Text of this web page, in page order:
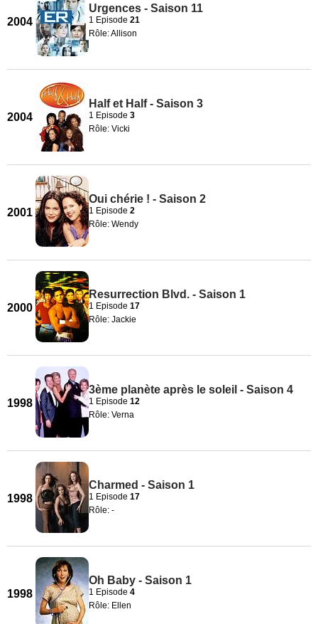
2004
Urgences - Saison 11
1 Episode 21
Rôle: Allison
2004
Half et Half - Saison 3
1 Episode 3
Rôle: Vicki
2001
Oui chérie ! - Saison 2
1 Episode 2
Rôle: Wendy
2000
Resurrection Blvd. - Saison 1
1 Episode 17
Rôle: Jackie
1998
3ème planète après le soleil - Saison 4
1 Episode 12
Rôle: Verna
1998
Charmed - Saison 1
1 Episode 17
Rôle: -
1998
Oh Baby - Saison 1
1 Episode 4
Rôle: Ellen